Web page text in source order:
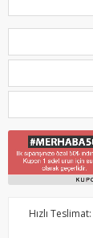
Hızlı Teslimat: